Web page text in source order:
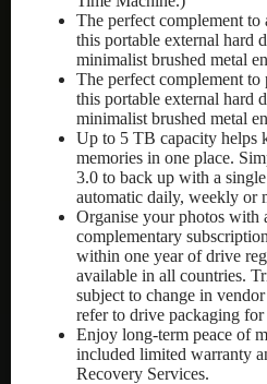
The perfect complement to
this portable external hard
minimalist brushed metal
The perfect complement to
this portable external hard
minimalist brushed metal
Up to 5 TB capacity helps
memories in one place.
3.0 to back up with a
automatic daily, weekly or
Organise your photos with
complementary
within one year of drive
available in all countries.
subject to change in
refer to drive packaging
Enjoy long-term peace of
included limited warranty
Recovery Services.